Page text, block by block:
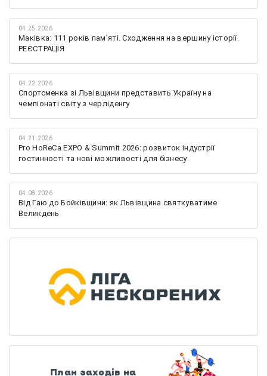
04.25.2026
Маківка: 111 років пам’яті. Сходження на вершину історії.
РЕЄСТРАЦІЯ
04.22.2026
Спортсменка зі Львівщини представить Україну на
чемпіонаті світу з черліденгу
04.21.2026
Pro HoReCa EXPO & Summit 2026: розвиток індустрії
гостинності та нові можливості для бізнесу
04.08.2026
Від Гаю до Бойківщини: як Львівщина святкуватиме
Великдень
План заходів на